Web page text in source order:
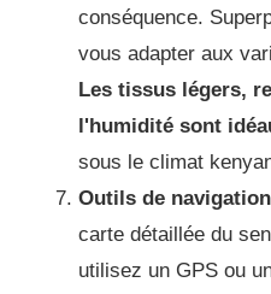
conséquence.
vous adapter aux
Les tissus légers,
l'humidité sont
sous le climat
Outils de
carte détaillée du
utilisez un GPS ou